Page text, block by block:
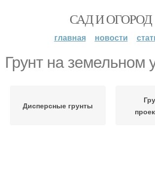
САД И ОГОРОД
главная новости
Грунт на земельном
Дисперсные грунты